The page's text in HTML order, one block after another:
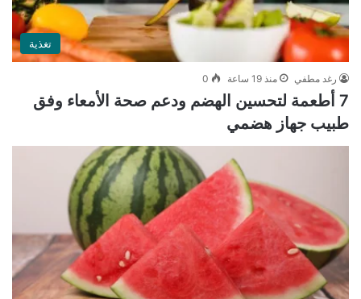
تغذية
رغد مطفي منذ 19 ساعة 0
7 أطعمة لتحسين الهضم ودعم صحة الأمعاء وفق
طبيب جهاز هضمي